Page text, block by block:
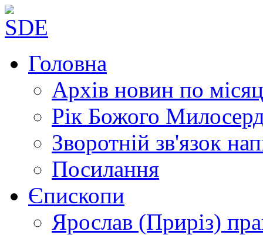
Головна
Архів новин по
Рік Божого
Зворотній зв'язок
Посилання
Єпископи
Ярослав (Приріз)